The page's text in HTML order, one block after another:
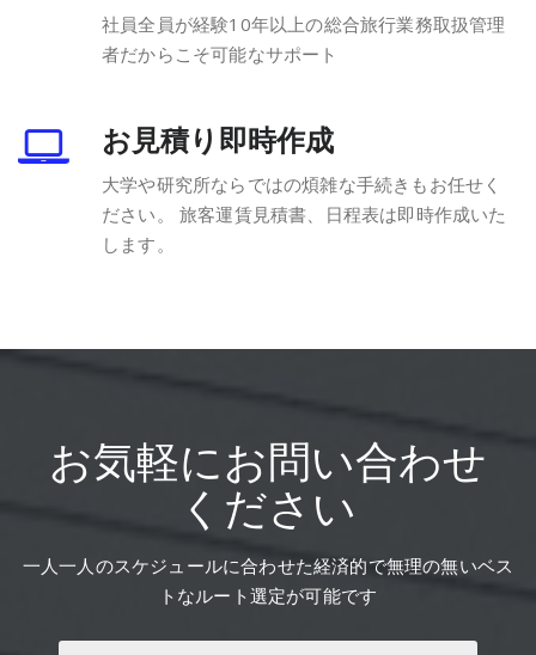
社員全員が経験10年以上の総合旅行業務取扱管理
者だからこそ可能なサポート
お見積り即時作成
大学や研究所ならではの煩雑な手続きもお任せく
ださい。 旅客運賃見積書、日程表は即時作成いた
します。
お気軽にお問い合わせ
ください
一人一人のスケジュールに合わせた経済的で無理の無いベス
トなルート選定が可能です